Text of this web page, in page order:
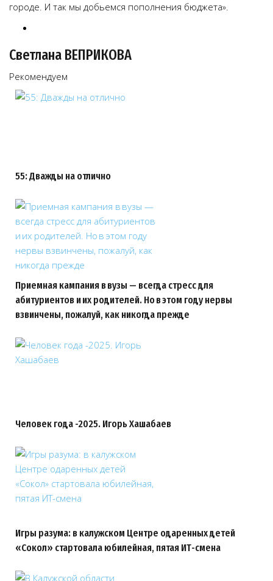
городе. И так мы добьемся пополнения бюджета».
Светлана ВЕПРИКОВА
Рекомендуем
55: Дважды на отлично
Приемная кампания в вузы — всегда стресс для
абитуриентов и их родителей. Но в этом году нервы
взвинчены, пожалуй, как никогда прежде
Человек года -2025. Игорь Хашабаев
Игры разума: в калужском Центре одаренных детей
«Сокол» стартовала юбилейная, пятая ИТ-смена